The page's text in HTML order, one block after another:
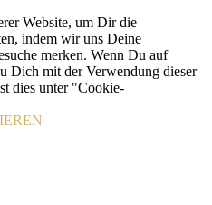
Website, um Dir die
indem wir uns Deine
merken. Wenn Du auf
Dich mit der Verwendung dieser
dies unter "Cookie-